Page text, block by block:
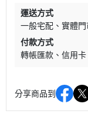
運送方式
一般宅配
實體門
付款方式
轉帳匯款
信用卡
分享商品到